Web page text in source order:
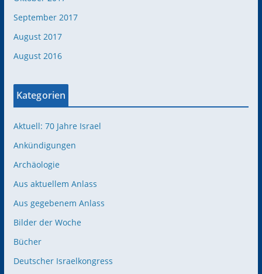
September 2017
August 2017
August 2016
Kategorien
Aktuell: 70 Jahre Israel
Ankündigungen
Archäologie
Aus aktuellem Anlass
Aus gegebenem Anlass
Bilder der Woche
Bücher
Deutscher Israelkongress